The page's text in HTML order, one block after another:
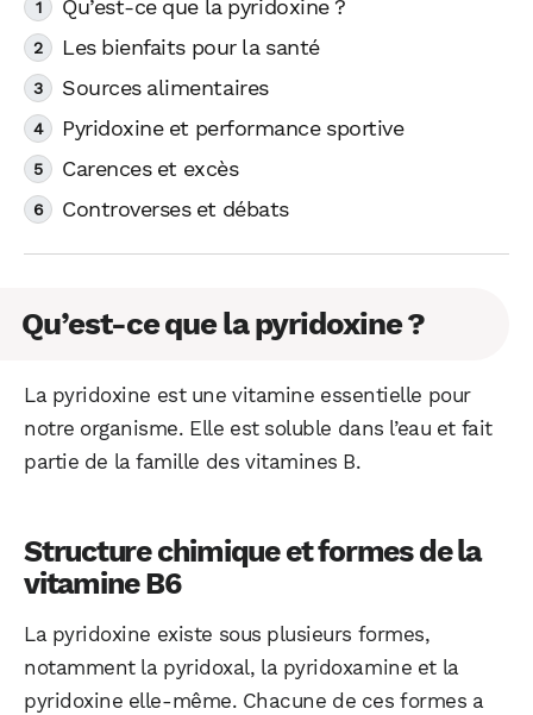
Qu’est-ce que la pyridoxine ?
Les bienfaits pour la santé
Sources alimentaires
Pyridoxine et performance sportive
Carences et excès
Controverses et débats
Qu’est-ce que la pyridoxine ?
La pyridoxine est une vitamine essentielle pour
notre organisme. Elle est soluble dans l’eau et fait
partie de la famille des vitamines B.
Structure chimique et formes de la
vitamine B6
La pyridoxine existe sous plusieurs formes,
notamment la pyridoxal, la pyridoxamine et la
pyridoxine elle-même. Chacune de ces formes a